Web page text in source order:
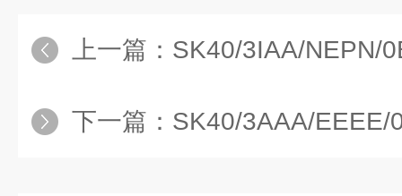
上一篇： SK40/3IAA/NEPN/0B01.5
下一篇： SK40/3AAA/EEEE/0B01.5